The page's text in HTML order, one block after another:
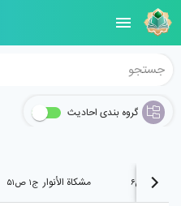
گروه بندی احادیث
ج۱ ص۶ مشکاة الأنوار ج۱ ص۵۱